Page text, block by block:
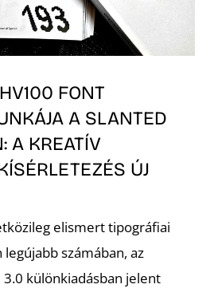
FONT
A SLANTED
A KREATÍV
ÚJ
elismert tipográfiai
számában, az
különkiadásban jelent